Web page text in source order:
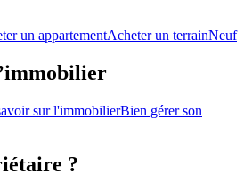
un appartementAcheter un terrainNeuf
sur l'immobilierBien gérer son
?